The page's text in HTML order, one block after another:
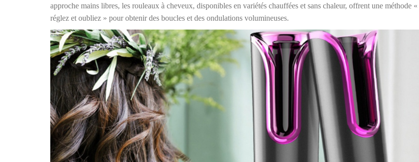
approche mains libres, les rouleaux à cheveux, disponibles en variétés chauffées et sans chaleur, offrent une méthode «
réglez et oubliez » pour obtenir des boucles et des ondulations volumineuses.